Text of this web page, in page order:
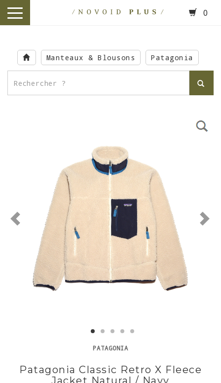
main
content
toggle
0
Manteaux & Blousons Patagonia
PATAGONIA
Patagonia Classic Retro X Fleece
Jacket Natural / Navy